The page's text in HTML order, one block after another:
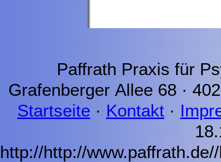
Paffrath Praxis für
Grafenberger Allee 68 ·
Startseite · Kontakt ·
http://http://